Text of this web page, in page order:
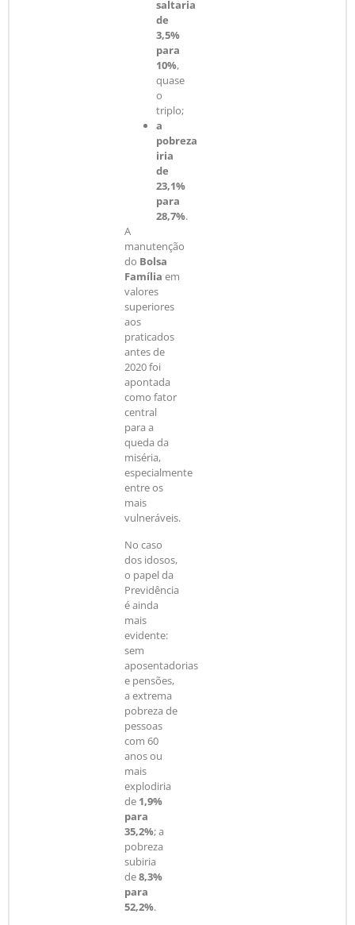
saltaria
de
3,5%
para
10%,
quase
o
triplo;
a
pobreza
iria
de
23,1%
para
28,7%.
A
manutenção
do Bolsa
Família em
valores
superiores
aos
praticados
antes de
2020 foi
apontada
como fator
central
para a
queda da
miséria,
especialmente
entre os
mais
vulneráveis.
No caso
dos idosos,
o papel da
Previdência
é ainda
mais
evidente:
sem
aposentadorias
e pensões,
a extrema
pobreza de
pessoas
com 60
anos ou
mais
explodiria
de 1,9%
para
35,2%; a
pobreza
subiria
de8,3%
para
52,2%.